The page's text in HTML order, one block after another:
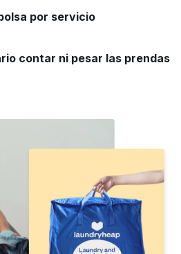
por servicio
contar ni pesar las prendas